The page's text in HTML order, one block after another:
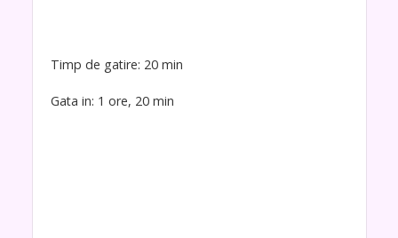
Timp de gatire: 20 min
Gata in: 1 ore, 20 min